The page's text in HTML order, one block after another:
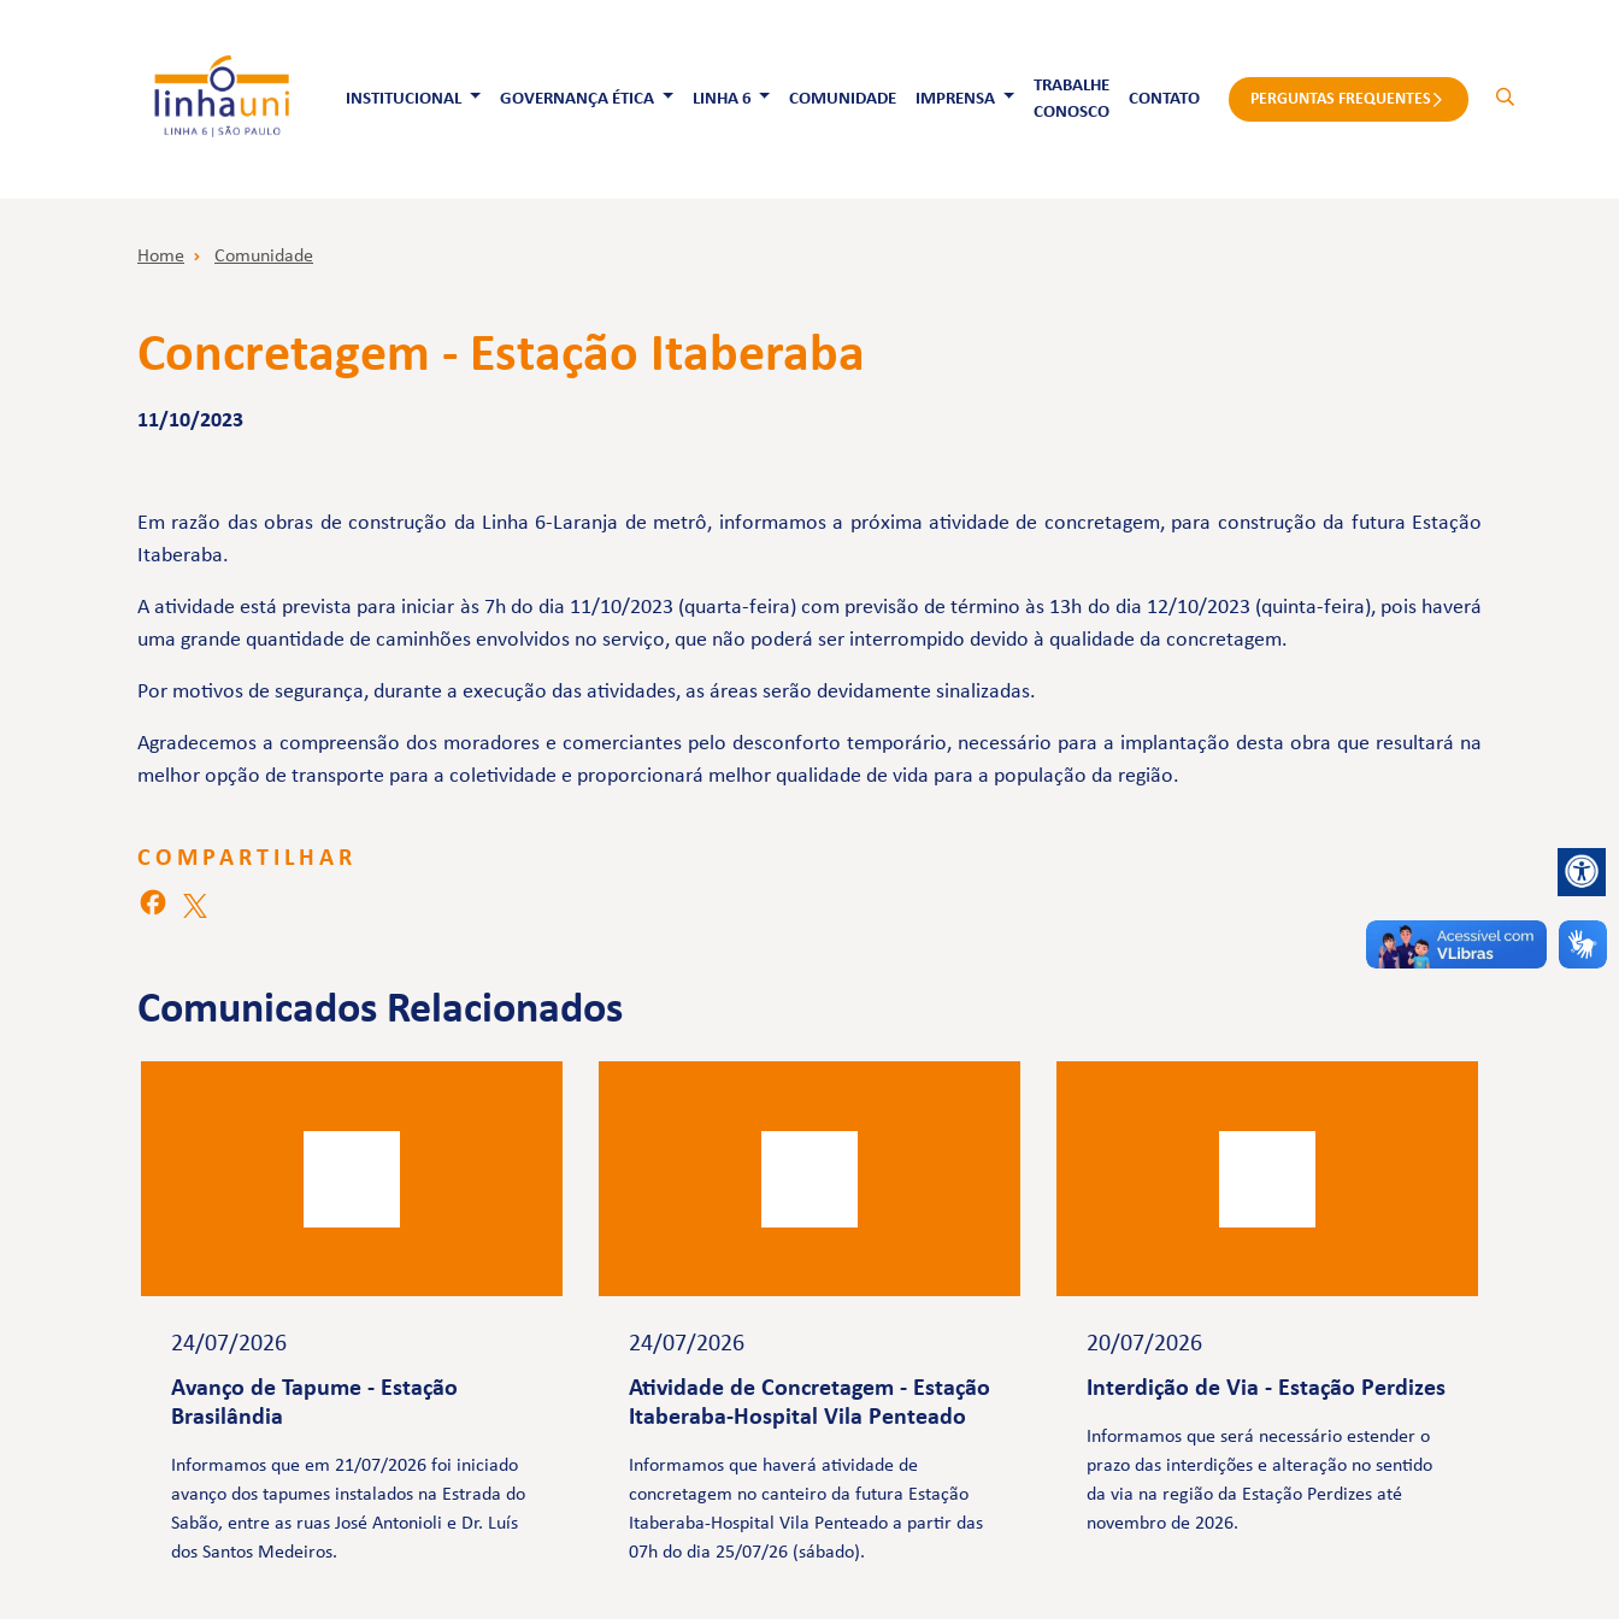
INSTITUCIONAL GOVERNANÇA ÉTICA LINHA 6 COMUNIDADE IMPRENSA
TRABALHE
CONOSCO
CONTATO PERGUNTAS FREQUENTES
Home Comunidade
Concretagem - Estação Itaberaba
11/10/2023
Em razão das obras de construção da Linha 6-Laranja de metrô, informamos a próxima atividade de concretagem, para construção da futura Estação
Itaberaba.
A atividade está prevista para iniciar às 7h do dia 11/10/2023 (quarta-feira) com previsão de término às 13h do dia 12/10/2023 (quinta-feira), pois haverá
uma grande quantidade de caminhões envolvidos no serviço, que não poderá ser interrompido devido à qualidade da concretagem.
Por motivos de segurança, durante a execução das atividades, as áreas serão devidamente sinalizadas.
Agradecemos a compreensão dos moradores e comerciantes pelo desconforto temporário, necessário para a implantação desta obra que resultará na
melhor opção de transporte para a coletividade e proporcionará melhor qualidade de vida para a população da região.
COMPARTILHAR
Comunicados Relacionados
24/07/2026
Avanço de Tapume - Estação
Brasilândia
Informamos que em 21/07/2026 foi iniciado
avanço dos tapumes instalados na Estrada do
Sabão, entre as ruas José Antonioli e Dr. Luís
dos Santos Medeiros.
24/07/2026
Atividade de Concretagem - Estação
Itaberaba-Hospital Vila Penteado
Informamos que haverá atividade de
concretagem no canteiro da futura Estação
Itaberaba-Hospital Vila Penteado a partir das
07h do dia 25/07/26 (sábado).
20/07/2026
Interdição de Via - Estação Perdizes
Informamos que será necessário estender o
prazo das interdições e alteração no sentido
da via na região da Estação Perdizes até
novembro de 2026.